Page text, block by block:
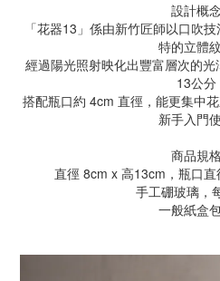
設計概
「花器13」係由新竹匠師以口吹
特的立體
經過陽光照射映化出豐富層次的
13公分
搭配瓶口約 4cm 直徑，能更集中
新手入門
商品規
直徑 8cm x 高13cm，瓶口直
手工硼玻璃，
一般紙盒包